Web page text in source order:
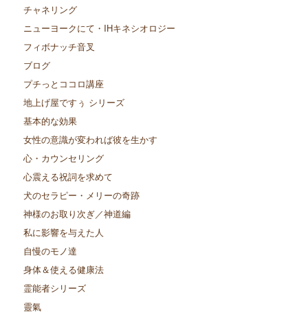
チャネリング
ニューヨークにて・IHキネシオロジー
フィボナッチ音叉
ブログ
プチっとココロ講座
地上げ屋ですぅ シリーズ
基本的な効果
女性の意識が変われば彼を生かす
心・カウンセリング
心震える祝詞を求めて
犬のセラピー・メリーの奇跡
神様のお取り次ぎ／神道編
私に影響を与えた人
自慢のモノ達
身体＆使える健康法
霊能者シリーズ
靈氣